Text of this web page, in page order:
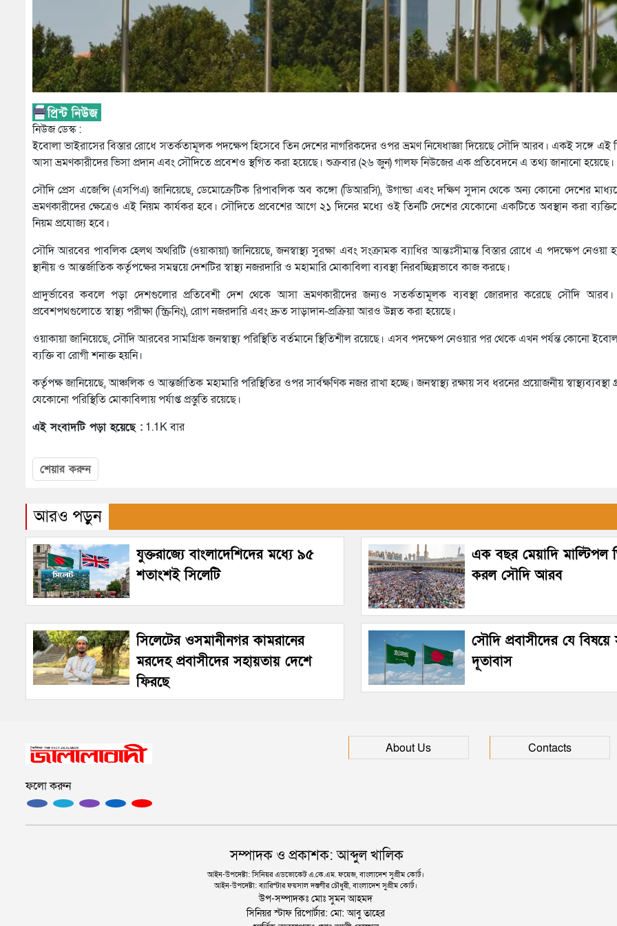
নিউজ ডেস্ক :
ইবোলা ভাইরাসের বিস্তার রোধে সতর্কতামূলক পদক্ষেপ হিসেবে তিন দেশের নাগরিকদের ওপর ভ্রমণ নিষেধাজ্ঞা দিয়েছে সৌদি আরব। একই সঙ্গে এই
আসা ভ্রমণকারীদের ভিসা প্রদান এবং সৌদিতে প্রবেশও স্থগিত করা হয়েছে। শুক্রবার (২৬ জুন) গালফ নিউজের এক প্রতিবেদনে এ তথ্য জানানো হয়েছে।
সৌদি প্রেস এজেন্সি (এসপিএ) জানিয়েছে, ডেমোক্রেটিক রিপাবলিক অব কঙ্গো (ডিআরসি), উগান্ডা এবং দক্ষিণ সুদান থেকে অন্য কোনো দেশের
ভ্রমণকারীদের ক্ষেত্রেও এই নিয়ম কার্যকর হবে। সৌদিতে প্রবেশের আগে ২১ দিনের মধ্যে ওই তিনটি দেশের যেকোনো একটিতে অবস্থান করা
নিয়ম প্রযোজ্য হবে।
সৌদি আরবের পাবলিক হেলথ অথরিটি (ওয়াকায়া) জানিয়েছে, জনস্বাস্থ্য সুরক্ষা এবং সংক্রামক ব্যাধির আন্তঃসীমান্ত বিস্তার রোধে এ পদক্ষেপ নেওয়া
স্থানীয় ও আন্তর্জাতিক কর্তৃপক্ষের সমন্বয়ে দেশটির স্বাস্থ্য নজরদারি ও মহামারি মোকাবিলা ব্যবস্থা নিরবচ্ছিন্নভাবে কাজ করছে।
প্রাদুর্ভাবের কবলে পড়া দেশগুলোর প্রতিবেশী দেশ থেকে আসা ভ্রমণকারীদের জন্যও সতর্কতামূলক ব্যবস্থা জোরদার করেছে সৌদি
প্রবেশপথগুলোতে স্বাস্থ্য পরীক্ষা (স্ক্রিনিং), রোগ নজরদারি এবং দ্রুত সাড়াদান-প্রক্রিয়া আরও উন্নত করা হয়েছে।
ওয়াকায়া জানিয়েছে, সৌদি আরবের সামগ্রিক জনস্বাস্থ্য পরিস্থিতি বর্তমানে স্থিতিশীল রয়েছে। এসব পদক্ষেপ নেওয়ার পর থেকে এখন পর্যন্ত কোনো
ব্যক্তি বা রোগী শনাক্ত হয়নি।
কর্তৃপক্ষ জানিয়েছে, আঞ্চলিক ও আন্তর্জাতিক মহামারি পরিস্থিতির ওপর সার্বক্ষণিক নজর রাখা হচ্ছে। জনস্বাস্থ্য রক্ষায় সব ধরনের প্রয়োজনীয় স্বাস্থ্যব্যবস্থা
যেকোনো পরিস্থিতি মোকাবিলায় পর্যাপ্ত প্রস্তুতি রয়েছে।
এই সংবাদটি পড়া হয়েছে : 1.1K বার
শেয়ার করুন
আরও পড়ুন
যুক্তরাজ্যে বাংলাদেশিদের মধ্যে ৯৫
শতাংশই সিলেটি
এক বছর মেয়াদি মাল্টিপল
করল সৌদি আরব
সিলেটের ওসমানীনগর কামরানের
মরদেহ প্রবাসীদের সহায়তায় দেশে
ফিরছে
সৌদি প্রবাসীদের যে
দূতাবাস
ফলো করুন
About Us Contacts
সম্পাদক ও প্রকাশক: আব্দুল খালিক
আইন-উপদেষ্টা: সিনিয়র এডভোকেট এ.কে.এম. ফয়েজ, বাংলাদেশ সুপ্রীম কোর্ট।
আইন-উপদেষ্টা: ব্যারিস্টার ফয়সাল দস্তগীর চৌধুরী, বাংলাদেশ সুপ্রীম কোর্ট।
উপ-সম্পাদকঃ মোঃ সুমন আহমদ
সিনিয়র স্টাফ রিপোর্টার: মো: আবু তাহের